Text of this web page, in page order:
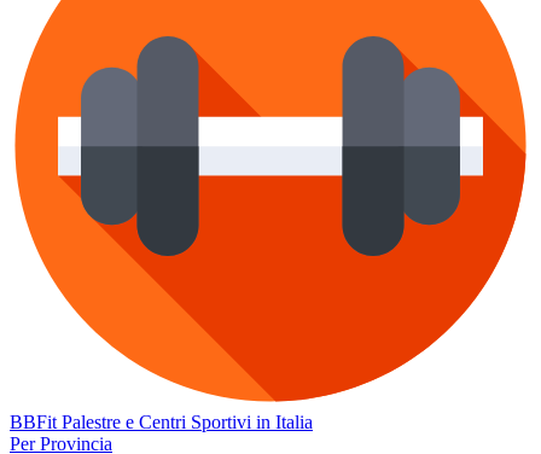
BBFit Palestre e Centri Sportivi in Italia
Per Provincia